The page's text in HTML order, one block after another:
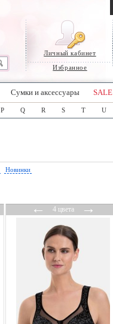
Личный кабинет
Избранное
Сумки и аксессуары SALE
P Q R S T U
Новинки
←4 цвета→